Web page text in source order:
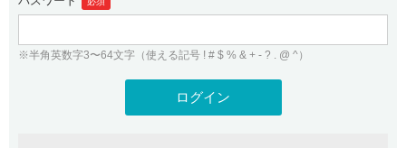
人気ドメインの種類
WHOIS検索
Value Domainにログイン
※半角英数字3〜64文字（使える記号 ! # $ % & + - ? . @ ^）